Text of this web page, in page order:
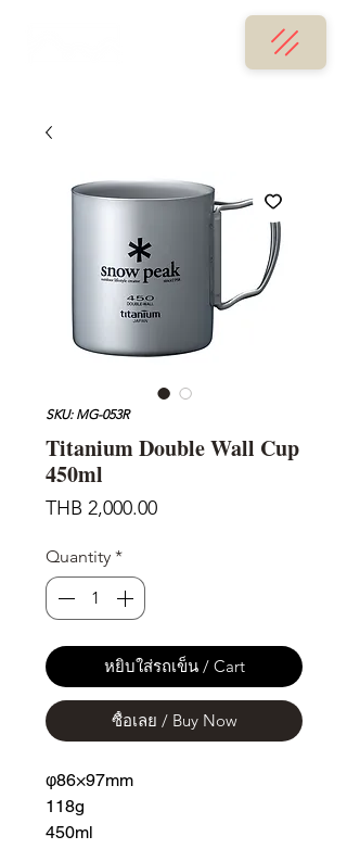
SKU: MG-053R
Titanium Double Wall Cup
450ml
THB 2,000.00Price
Quantity *
หยิบใส่รถเข็น / Cart
ซื้อเลย / Buy Now
φ86×97mm
118g
450ml